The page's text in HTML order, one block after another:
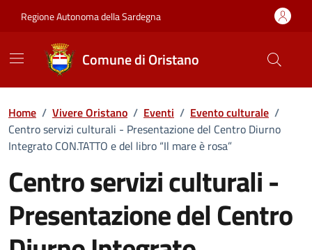
Regione Autonoma della Sardegna
Comune di Oristano
Home / Vivere Oristano / Eventi / Evento culturale /
Centro servizi culturali - Presentazione del Centro Diurno
Integrato CON.TATTO e del libro “Il mare è rosa”
Centro servizi culturali -
Presentazione del Centro